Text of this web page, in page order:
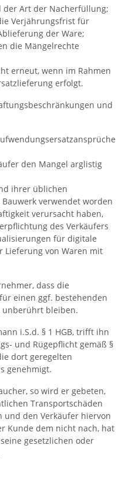
der Art der Nacherfüllung;
Verjährungsfrist für
der Ware;
die Mängelrechte
erneut, wenn im Rahmen
erfolgt.
und
den Mangel arglistig
ihrer üblichen
verwendet worden
verursacht haben,
des Verkäufers
für digitale
Lieferung von Waren mit
dass die
einen ggf. bestehenden
unberührt bleiben.
i.S.d. § 1 HGB, trifft ihn
und Rügepflicht gemäß §
dort geregelten
genehmigt.
so wird er gebeten,
Transportschäden
und den Verkäufer hiervon
Kunde dem nicht nach, hat
gesetzlichen oder